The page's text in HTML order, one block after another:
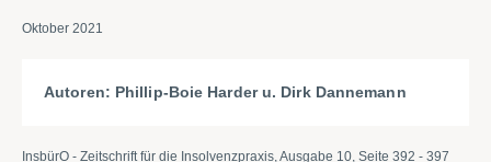
Oktober 2021
Autoren: Phillip-Boie Harder u. Dirk Dannemann
InsbürO - Zeitschrift für die Insolvenzpraxis, Ausgabe 10, Seite 392 - 397